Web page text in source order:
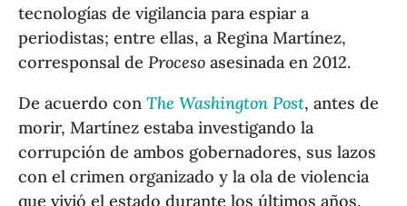
tecnologías de vigilancia para espiar a
periodistas; entre ellas, a Regina Martínez,
corresponsal deProceso asesinada en 2012.
De acuerdo conThe Washington Post, antes de
morir, Martínez estaba investigando la
corrupción de ambos gobernadores, sus lazos
con el crimen organizado y la ola de violencia
que vivió el estado durante los últimos años.